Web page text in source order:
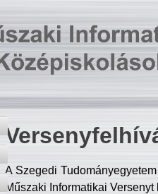
A Szegedi
Műszaki Informatikai